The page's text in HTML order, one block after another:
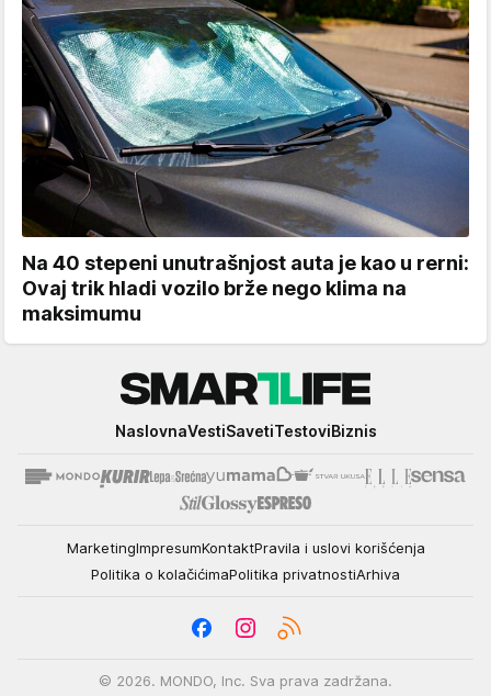
Na 40 stepeni unutrašnjost auta je kao u rerni:
Ovaj trik hladi vozilo brže nego klima na
maksimumu
NaslovnaVestiSavetiTestoviBiznis
MarketingImpresumKontaktPravila i uslovi korišćenja
Politika o kolačićimaPolitika privatnostiArhiva
© 2026. MONDO, Inc. Sva prava zadržana.